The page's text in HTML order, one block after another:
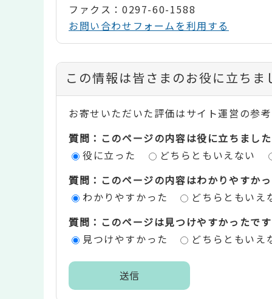
ファクス：0297-60-1588
お問い合わせフォームを利用する
コ
ン
テ
ン
評
エ
この情報は皆さまのお役に立ちま
お寄せいただいた評価はサイト運営の参考
質問：このページの内容は役に立ちました
役に立った
どちらともいえない
質問：このページの内容はわかりやすか
わかりやすかった
どちらともいえ
質問：このページは見つけやすかったです
見つけやすかった
どちらともいえ